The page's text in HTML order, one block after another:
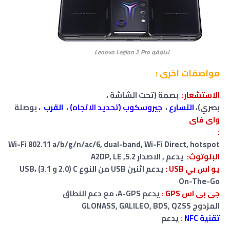
لينوفوLenovo Legion 2 Pro
مواصفات اخرى :
الاستشعار: بصمة (تحت الشاشة ،
بصري)،التسارع، جيروسكوب (تحديد الاتجاه)، القرب ، بوصلة
واى فاى
:
Wi-Fi 802.11 a/b/g/n/ac/6, dual-band, Wi-Fi Direct, hotspot
البلوتوث: يدعم , الاصدار 5.2, A2DP, LE
يو اس بي USB :
يدعم اثنين USB من النوع C (2.0 و 3.1) ،
USB
On-The-Go
جى بى اس GPS :
يدعم
A-GPS، مع دعم النطاق
المزدوج GLONASS, GALILEO, BDS, QZSS
تقنية NFC
:يدعم